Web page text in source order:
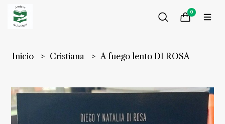
0
Inicio Cristiana A fuego lento DI ROSA